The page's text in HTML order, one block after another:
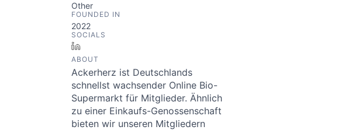
Other
FOUNDED IN
2022
SOCIALS
ABOUT
Ackerherz ist Deutschlands
schnellst wachsender Online Bio-
Supermarkt für Mitglieder. Ähnlich
zu einer Einkaufs-Genossenschaft
bieten wir unseren Mitgliedern